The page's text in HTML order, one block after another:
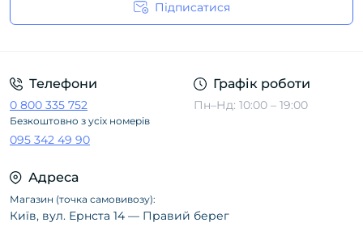
Підписатися
Телефони
0 800 335 752
Безкоштовно з усіх номерів
095 342 49 90
Графік роботи
Пн–Нд: 10:00 – 19:00
Адреса
Магазин (точка самовивозу):
Київ, вул. Ернста 14 — Правий берег